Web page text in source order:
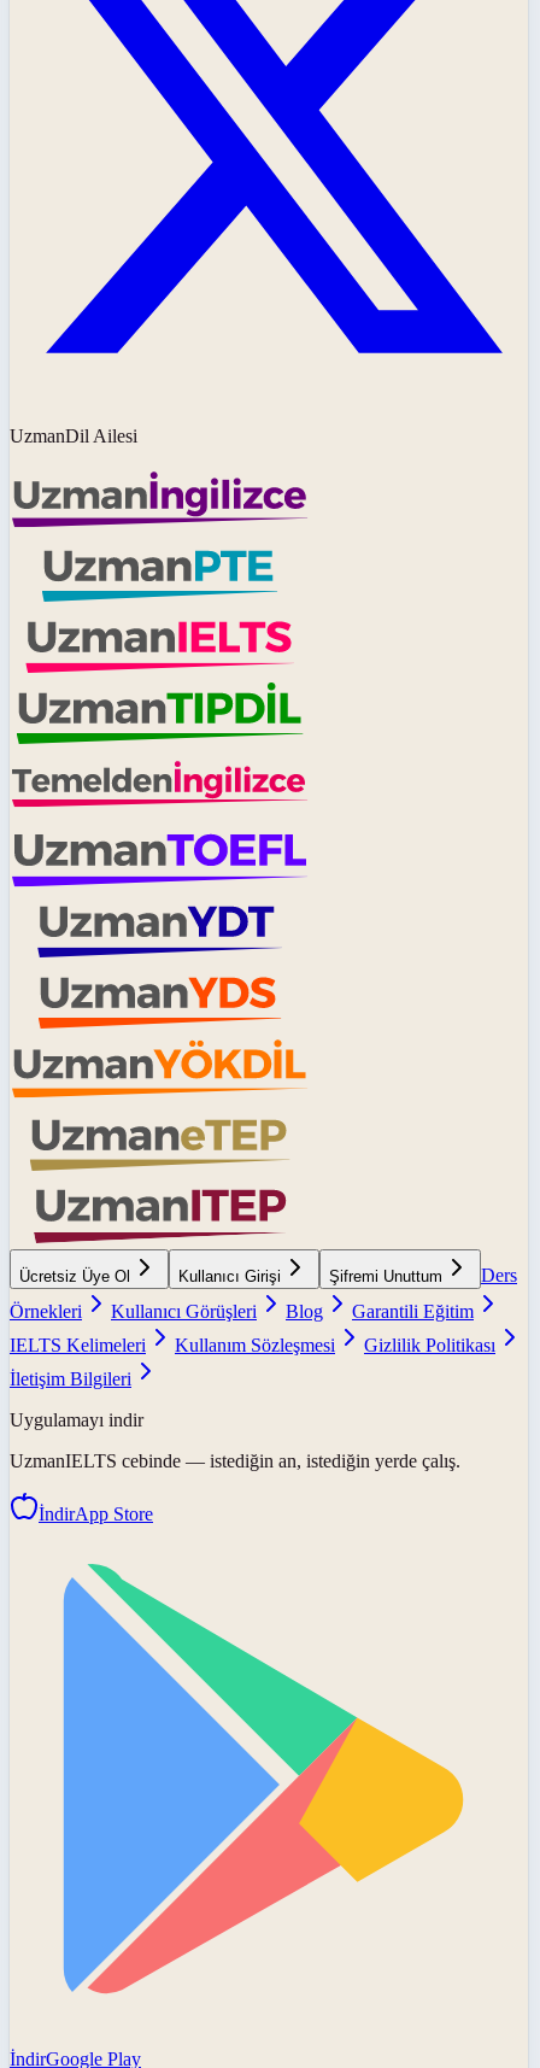
UzmanDil Ailesi
Ücretsiz Üye Ol Kullanıcı Girişi Şifremi Unuttum
Ders
Örnekleri
Kullanıcı Görüşleri Blog
Garantili Eğitim
IELTS Kelimeleri
Kullanım Sözleşmesi
Gizlilik Politikası
İletişim Bilgileri
Uygulamayı indir
UzmanIELTS cebinde — istediğin an, istediğin yerde çalış.
İndirApp Store
İndirGoogle Play